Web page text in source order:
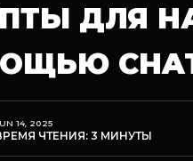
ДЛЯ
14, 2025
ЧТЕНИЯ: 3 МИНУТЫ